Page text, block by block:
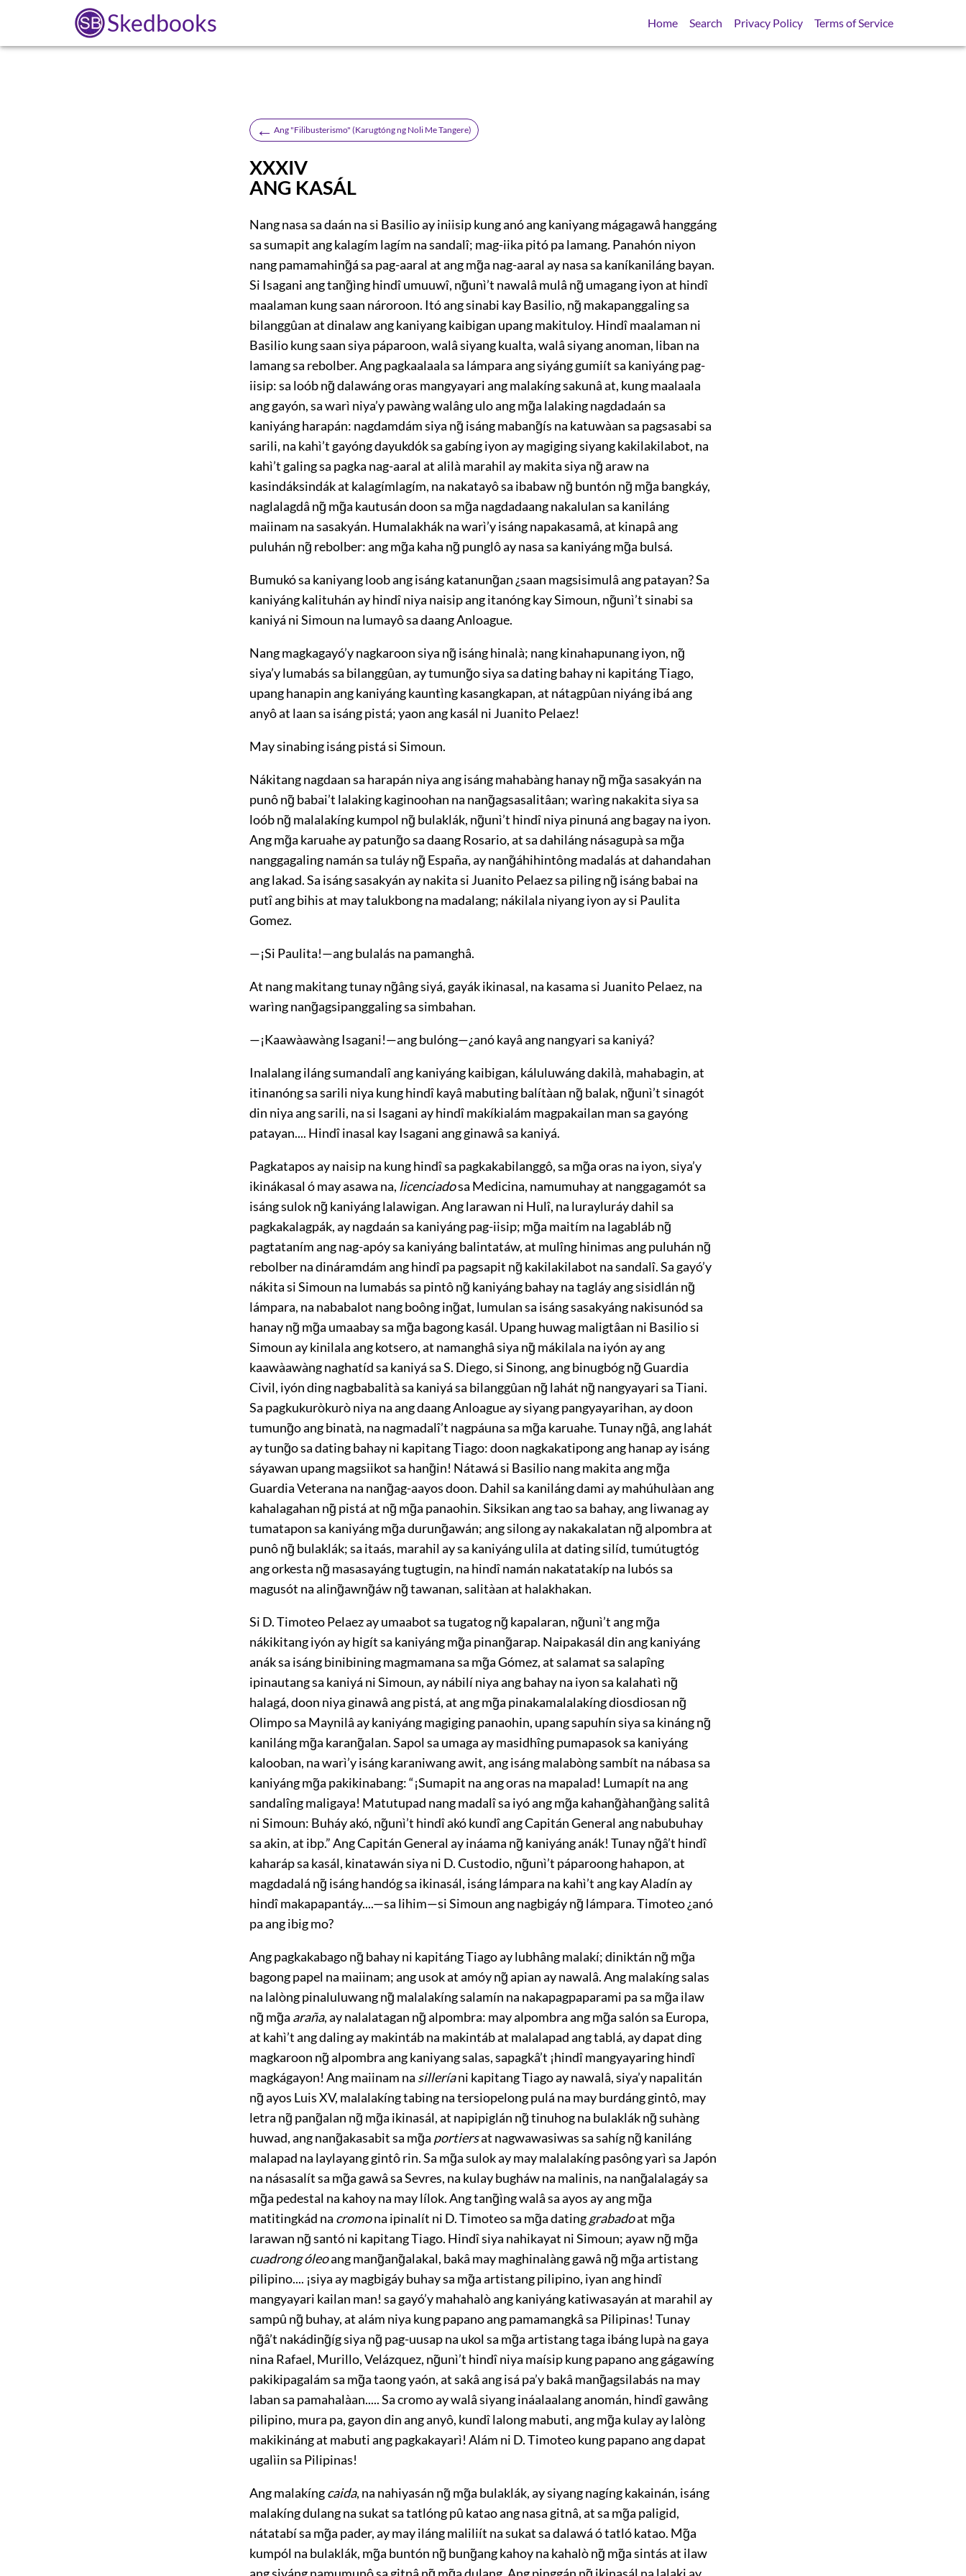
Skedbooks Home Search Privacy Policy Terms of Service
← Ang "Filibusterismo" (Karugtóng ng Noli Me Tangere)
XXXIV
ANG KASÁL
Nang nasa sa daán na si Basilio ay iniisip kung anó ang kaniyang mágagawâ hanggáng
sa sumapit ang kalagím lagím na sandalî; mag-iika pitó pa lamang. Panahón niyon
nang pamamahing̃á sa pag-aaral at ang mg̃a nag-aaral ay nasa sa kaníkaniláng bayan.
Si Isagani ang tang̃ìng hindî umuuwî, ng̃unì’t nawalâ mulâ ng̃ umagang iyon at hindî
maalaman kung saan nároroon. Itó ang sinabi kay Basilio, ng̃ makapanggaling sa
bilanggûan at dinalaw ang kaniyang kaibigan upang makituloy. Hindî maalaman ni
Basilio kung saan siya páparoon, walâ siyang kualta, walâ siyang anoman, liban na
lamang sa rebolber. Ang pagkaalaala sa lámpara ang siyáng gumiít sa kaniyáng pag-
iisip: sa loób ng̃ dalawáng oras mangyayari ang malakíng sakunâ at, kung maalaala
ang gayón, sa warì niya’y pawàng walâng ulo ang mg̃a lalaking nagdadaán sa
kaniyáng harapán: nagdamdám siya ng̃ isáng mabang̃ís na katuwàan sa pagsasabi sa
sarili, na kahì’t gayóng dayukdók sa gabíng iyon ay magiging siyang kakilakilabot, na
kahì’t galing sa pagka nag-aaral at alilà marahil ay makita siya ng̃ araw na
kasindáksindák at kalagímlagím, na nakatayô sa ibabaw ng̃ buntón ng̃ mg̃a bangkáy,
naglalagdâ ng̃ mg̃a kautusán doon sa mg̃a nagdadaang nakalulan sa kaniláng
maiinam na sasakyán. Humalakhák na warì’y isáng napakasamâ, at kinapâ ang
puluhán ng̃ rebolber: ang mg̃a kaha ng̃ punglô ay nasa sa kaniyáng mg̃a bulsá.
Bumukó sa kaniyang loob ang isáng katanung̃an ¿saan magsisimulâ ang patayan? Sa
kaniyáng kalituhán ay hindî niya naisip ang itanóng kay Simoun, ng̃unì’t sinabi sa
kaniyá ni Simoun na lumayô sa daang Anloague.
Nang magkagayó’y nagkaroon siya ng̃ isáng hinalà; nang kinahapunang iyon, ng̃
siya’y lumabás sa bilanggûan, ay tumung̃o siya sa dating bahay ni kapitáng Tiago,
upang hanapin ang kaniyáng kauntìng kasangkapan, at nátagpûan niyáng ibá ang
anyô at laan sa isáng pistá; yaon ang kasál ni Juanito Pelaez!
May sinabing isáng pistá si Simoun.
Nákitang nagdaan sa harapán niya ang isáng mahabànghanay ng̃ mg̃a sasakyán na
punô ng̃ babai’t lalaking kaginoohan na nang̃agsasalitâan; warìng nakakita siya sa
loób ng̃ malalakíng kumpol ng̃ bulaklák, ng̃unì’t hindî niya pinuná ang bagay na iyon.
Ang mg̃a karuahe ay patung̃o sa daang Rosario, at sa dahiláng násagupà sa mg̃a
nanggagaling namán sa tuláy ng̃ España, ay nang̃áhihintông madalás at dahandahan
ang lakad. Sa isáng sasakyán ay nakita si Juanito Pelaez sa piling ng̃ isáng babai na
putî ang bihis at may talukbong na madalang; nákilala niyang iyon ay si Paulita
Gomez.
—¡Si Paulita!—ang bulalás na pamanghâ.
At nang makitang tunay ng̃âng siyá, gayák ikinasal, na kasama si Juanito Pelaez, na
warìng nang̃agsipanggaling sa simbahan.
—¡Kaawàawàng Isagani!—ang bulóng—¿anó kayâ ang nangyari sa kaniyá?
Inalalang iláng sumandalî ang kaniyáng kaibigan, káluluwáng dakilà, mahabagin, at
itinanóng sa sarili niya kung hindî kayâ mabuting balítàan ng̃ balak, ng̃unì’t sinagót
din niya ang sarili, na si Isagani ay hindî makíkialám magpakailan man sa gayóng
patayan.... Hindî inasal kay Isagani ang ginawâ sa kaniyá.
Pagkatapos ay naisip na kung hindî sa pagkakabilanggô, sa mg̃a oras na iyon, siya’y
ikinákasal ó may asawa na, licenciadosa Medicina, namumuhay at nanggagamót sa
isáng sulok ng̃ kaniyáng lalawigan. Ang larawan ni Hulî, na lurayluráy dahil sa
pagkakalagpák, ay nagdaán sa kaniyáng pag-iisip; mg̃a maitím na lagabláb ng̃
pagtataním ang nag-apóy sa kaniyáng balintatáw, at mulîng hinimas ang puluhán ng̃
rebolber na dináramdám ang hindî pa pagsapit ng̃ kakilakilabot na sandalî. Sa gayó’y
nákita si Simoun na lumabás sa pintô ng̃ kaniyáng bahay na tagláy ang sisidlán ng̃
lámpara, na nababalot nang boông ing̃at, lumulan sa isáng sasakyáng nakisunód sa
hanay ng̃ mg̃a umaabay sa mg̃a bagong kasál. Upang huwag maligtâan ni Basilio si
Simoun ay kinilala ang kotsero, at namanghâ siya ng̃ mákilala na iyón ay ang
kaawàawàng naghatíd sa kaniyá saS. Diego, si Sinong, ang binugbóg ng̃ Guardia
Civil, iyón ding nagbabalità sa kaniyá sa bilanggûan ng̃ lahát ng̃ nangyayari sa Tiani.
Sa pagkukuròkurò niya na ang daang Anloagueay siyang pangyayarihan, ay doon
tumung̃o ang binatà, na nagmadalî’t nagpáuna sa mg̃a karuahe. Tunay ng̃â, ang lahát
ay tung̃o sa dating bahay ni kapitang Tiago: doon nagkakatipong ang hanap ay isáng
sáyawan upang magsiikot sa hang̃in! Nátawá si Basilio nang makita ang mg̃a
Guardia Veterana na nang̃ag-aayos doon. Dahil sa kaniláng dami ay mahúhulàan ang
kahalagahan ng̃ pistá at ng̃ mg̃a panaohin. Siksikan ang tao sa bahay, ang liwanag ay
tumatapon sa kaniyáng mg̃a durung̃awán; ang silong ay nakakalatan ng̃ alpombra at
punô ng̃ bulaklák; sa itaás, marahil ay sa kaniyáng ulila at dating silíd, tumútugtóg
ang orkesta ng̃ masasayáng tugtugin, na hindî namán nakatatakíp na lubós sa
magusót na aling̃awng̃áw ng̃ tawanan, salitàan at halakhakan.
Si D.Timoteo Pelaez ay umaabot sa tugatog ng̃ kapalaran, ng̃unì’t ang mg̃a
nákikitang iyón ay higít sa kaniyáng mg̃a pinang̃arap. Naipakasál din ang kaniyáng
anák sa isáng binibining magmamana sa mg̃a Gómez, at salamat sa salapîng
ipinautang sa kaniyá ni Simoun, ay nábilí niya ang bahay na iyon sa kalahatì ng̃
halagá, doon niya ginawâ ang pistá, at ang mg̃a pinakamalalakíng diosdiosan ng̃
Olimpo sa Maynilâ ay kaniyáng magiging panaohin, upang sapuhín siya sa kináng ng̃
kaniláng mg̃a karang̃alan. Sapol sa umaga ay masidhîng pumapasok sa kaniyáng
kalooban, na warì’y isáng karaniwang awit, ang isáng malabòng sambít na nábasa sa
kaniyáng mg̃a pakikinabang: “¡Sumapit na ang oras na mapalad! Lumapít na ang
sandalîng maligaya! Matutupad nang madalî sa iyó ang mg̃a kahang̃àhang̃àng salitâ
ni Simoun: Buháy akó, ng̃unì’t hindî akó kundî ang Capitán General ang nabubuhay
sa akin, at ibp.” Ang Capitán General ay ináama ng̃ kaniyáng anák! Tunay ng̃â’t hindî
kaharáp sa kasál, kinatawán siya ni D.Custodio, ng̃unì’t páparoong hahapon, at
magdadalá ng̃ isáng handóg sa ikinasál, isáng lámpara na kahì’t ang kay Aladín ay
hindî makapapantáy....—sa lihim—si Simoun ang nagbigáy ng̃ lámpara. Timoteo ¿anó
pa angibig mo?
Ang pagkakabago ng̃ bahay ni kapitáng Tiago ay lubhâng malakí; diniktán ng̃ mg̃a
bagong papel na maiinam; ang usok at amóy ng̃ apian ay nawalâ. Ang malakíng salas
na lalòng pinaluluwang ng̃ malalakíng salamín na nakapagpaparami pa sa mg̃a ilaw
ng̃ mg̃a araña, ay nalalatagan ng̃ alpombra: may alpombraang mg̃a salón sa Europa,
at kahì’t ang daling ay makintáb na makintáb at malalapad ang tablá, ay dapat ding
magkaroon ng̃ alpombra ang kaniyang salas, sapagkâ’t ¡hindî mangyayaring hindî
magkágayon! Ang maiinam na silleríani kapitang Tiago ay nawalâ, siya’y napalitán
ng̃ ayos Luis XV, malalakíng tabing na tersiopelong pulá na may burdáng gintô, may
letra ng̃ pang̃alan ng̃ mg̃a ikinasál, at napipiglán ng̃ tinuhog na bulaklák ng̃ suhàng
huwad, ang nang̃akasabit sa mg̃a portiersat nagwawasiwas sa sahíg ng̃ kaniláng
malapad na laylayang gintô rin. Sa mg̃a sulok ay may malalakíng pasông yarì sa Japón
na násasalít sa mg̃a gawâ saSevres, na kulay bugháw na malinis, na nang̃alalagáy sa
mg̃a pedestal na kahoy na may lílok. Ang tang̃ìng walâ sa ayos ay ang mg̃a
matitingkád na cromona ipinalít ni D.Timoteo sa mg̃a datinggrabadoat mg̃a
larawan ng̃ santó ni kapitang Tiago. Hindî siya nahikayat ni Simoun; ayaw ng̃ mg̃a
cuadrong óleoang mang̃ang̃alakal, bakâ may maghinalàng gawâ ng̃ mg̃a artistang
pilipino.... ¡siya ay magbigáy buhay sa mg̃a artistang pilipino, iyan ang hindî
mangyayari kailan man! sa gayó’y mahahalò ang kaniyáng katiwasayán at marahil ay
sampû ng̃ buhay, at alám niya kung papano ang pamamangkâ sa Pilipinas! Tunay
ng̃â’t nakáding̃íg siya ng̃ pag-uusap na ukol sa mg̃a artistang taga ibáng lupà na gaya
nina Rafael, Murillo, Velázquez, ng̃unì’t hindî niya maísip kung papano ang gágawíng
pakikipagalám sa mg̃a taong yaón, at sakâ ang isá pa’y bakâ mang̃agsilabás na may
laban sa pamahalàan..... Sacromoay walâ siyang ináalaalang anomán, hindî gawâng
pilipino, mura pa, gayon din ang anyô, kundî lalong mabuti, ang mg̃a kulay ay lalòng
makikináng at mabuti ang pagkakayarì! Alám ni D.Timoteo kung papano ang dapat
ugalìin sa Pilipinas!
Ang malakíngcaida, na nahiyasán ng̃ mg̃a bulaklák, ay siyang nagíng kakainán, isáng
malakíng dulang na sukat sa tatlóng pû katao ang nasa gitnâ, at sa mg̃a paligid,
nátatabí sa mg̃a pader, ay may iláng maliliít na sukat sa dalawá ó tatló katao. Mg̃a
kumpól na bulaklák, mg̃a buntón ng̃ bung̃ang kahoy na kahalò ng̃ mg̃a sintás at ilaw